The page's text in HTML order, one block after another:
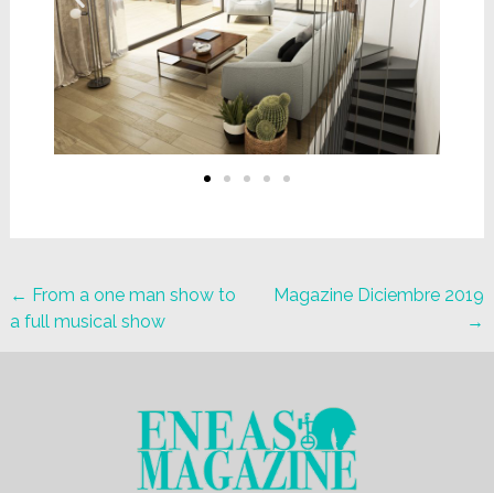
← From a one man show to
a full musical show
Magazine Diciembre 2019
→